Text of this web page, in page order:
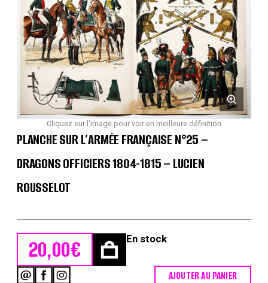
Cliquez sur l'image pour voir en meilleure définition
PLANCHE SUR L’ARMÉE FRANÇAISE N°25 –
DRAGONS OFFICIERS 1804-1815 – LUCIEN
ROUSSELOT
20,00€ En stock
AJOUTER AU PANIER